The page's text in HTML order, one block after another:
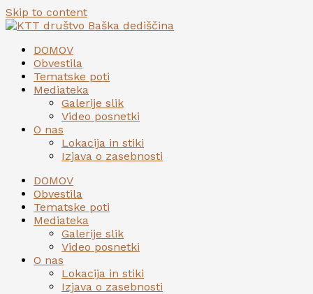
Skip to content
DOMOV
Obvestila
Tematske poti
Mediateka
Galerije slik
Video posnetki
O nas
Lokacija in stiki
Izjava o zasebnosti
DOMOV
Obvestila
Tematske poti
Mediateka
Galerije slik
Video posnetki
O nas
Lokacija in stiki
Izjava o zasebnosti